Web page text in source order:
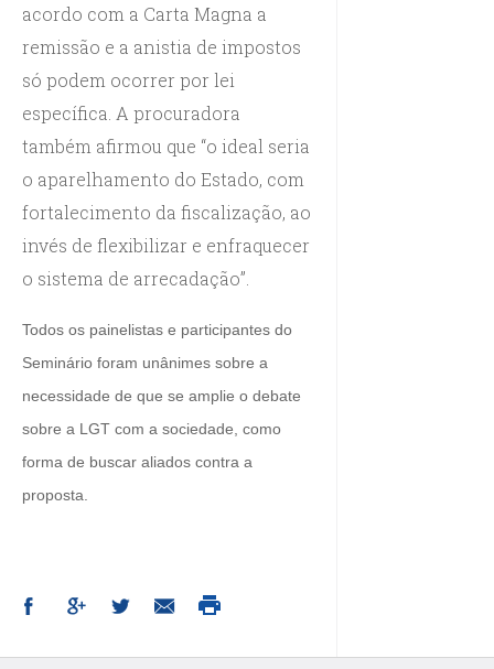
acordo com a Carta Magna a
remissão e a anistia de impostos
só podem ocorrer por lei
específica. A procuradora
também afirmou que “o ideal seria
o aparelhamento do Estado, com
fortalecimento da fiscalização, ao
invés de flexibilizar e enfraquecer
o sistema de arrecadação”.
Todos os painelistas e participantes do
Seminário foram unânimes sobre a
necessidade de que se amplie o debate
sobre a LGT com a sociedade, como
forma de buscar aliados contra a
proposta.